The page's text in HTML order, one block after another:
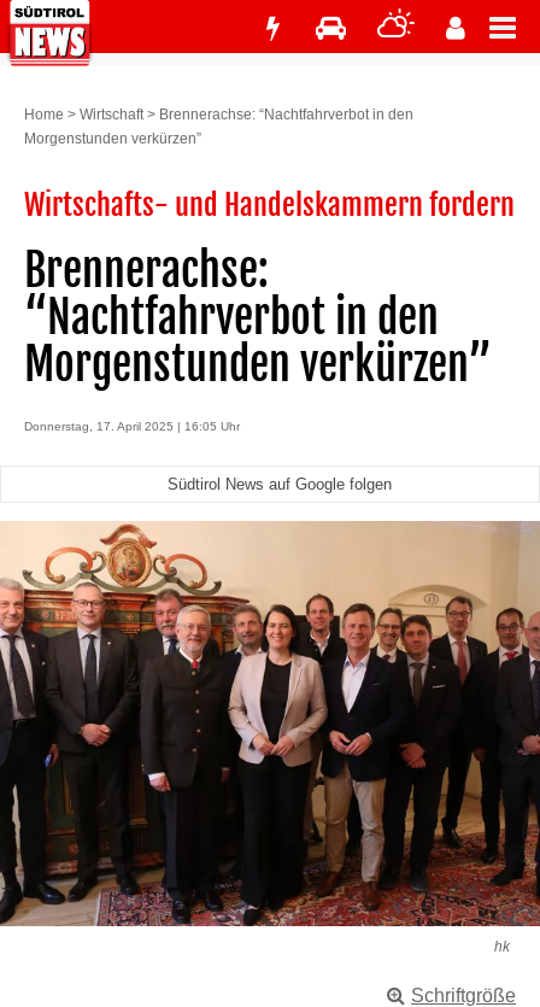
Home > Wirtschaft> Brennerachse: “Nachtfahrverbot in den
Morgenstunden verkürzen”
Wirtschafts- und Handelskammern fordern
Brennerachse:
“Nachtfahrverbot in den
Morgenstunden verkürzen”
Donnerstag, 17. April 2025 | 16:05 Uhr
Südtirol News auf Google folgen
hk
Schriftgröße